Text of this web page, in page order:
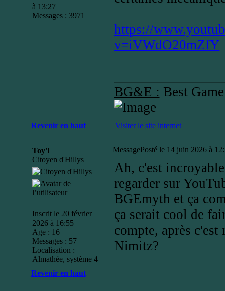
à 13:27
Messages : 3971
https://
v=iVWdO20mZfY
BG&E : Best
Revenir en haut Visiter le site internet
Toy'l
Citoyen d'Hillys
Inscrit le 20 février
2026 à 16:55
Age : 16
Messages : 57
Localisation :
Almathée, système 4
MessagePosté le 14 juin 2026 à
Ah, c'est
regarder sur
BGEmyth et ça
ça serait cool de
compte, après
Nimitz?
Revenir en haut